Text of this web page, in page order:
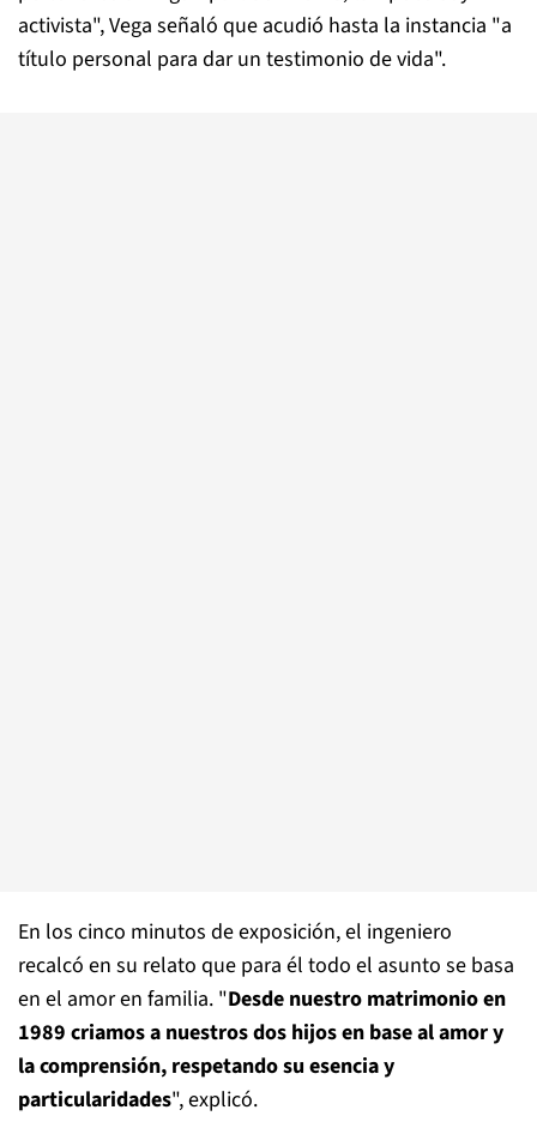
activista", Vega señaló que acudió hasta la instancia "a
título personal para dar un testimonio de vida".
En los cinco minutos de exposición, el ingeniero
recalcó en su relato que para él todo el asunto se basa
en el amor en familia. "Desde nuestro matrimonio en
1989 criamos a nuestros dos hijos en base al amor y
la comprensión, respetando su esencia y
particularidades", explicó.